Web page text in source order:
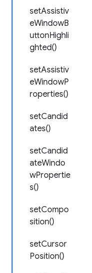
setAssistiv
eWindowB
uttonHighli
ghted()
setAssistiv
eWindowP
roperties()
setCandid
ates()
setCandid
ateWindo
wPropertie
s()
setCompo
sition()
setCursor
Position()